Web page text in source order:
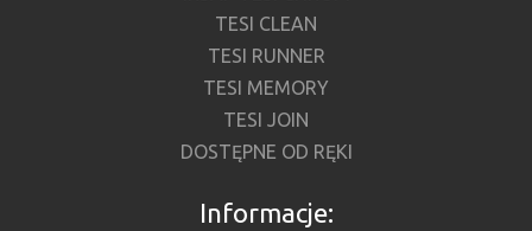
TESI CLEAN
TESI RUNNER
TESI MEMORY
TESI JOIN
DOSTĘPNE OD RĘKI
Informacje: